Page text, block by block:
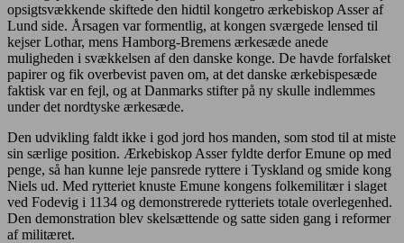
opsigtsvækkende skiftede den hidtil kongetro ærkebiskop Asser af
Lund side. Årsagen var formentlig, at kongen sværgede lensed til
kejser Lothar, mens Hamborg-Bremens ærkesæde anede
muligheden i svækkelsen af den danske konge. De havde forfalsket
papirer og fik overbevist paven om, at det danske ærkebispesæde
faktisk var en fejl, og at Danmarks stifter på ny skulle indlemmes
under det nordtyske ærkesæde.
Den udvikling faldt ikke i god jord hos manden, som stod til at miste
sin særlige position. Ærkebiskop Asser fyldte derfor Emune op med
penge, så han kunne leje pansrede ryttere i Tyskland og smide kong
Niels ud. Med rytteriet knuste Emune kongens folkemilitær i slaget
ved Fodevig i 1134 og demonstrerede rytteriets totale overlegenhed.
Den demonstration blev skelsættende og satte siden gang i reformer
af militæret.